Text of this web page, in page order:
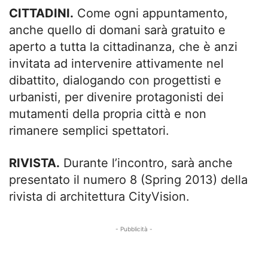
CITTADINI. Come ogni appuntamento,
anche quello di domani sarà gratuito e
aperto a tutta la cittadinanza, che è anzi
invitata ad intervenire attivamente nel
dibattito, dialogando con progettisti e
urbanisti, per divenire protagonisti dei
mutamenti della propria città e non
rimanere semplici spettatori.
RIVISTA. Durante l’incontro, sarà anche
presentato il numero 8 (Spring 2013) della
rivista di architettura CityVision.
- Pubblicità -